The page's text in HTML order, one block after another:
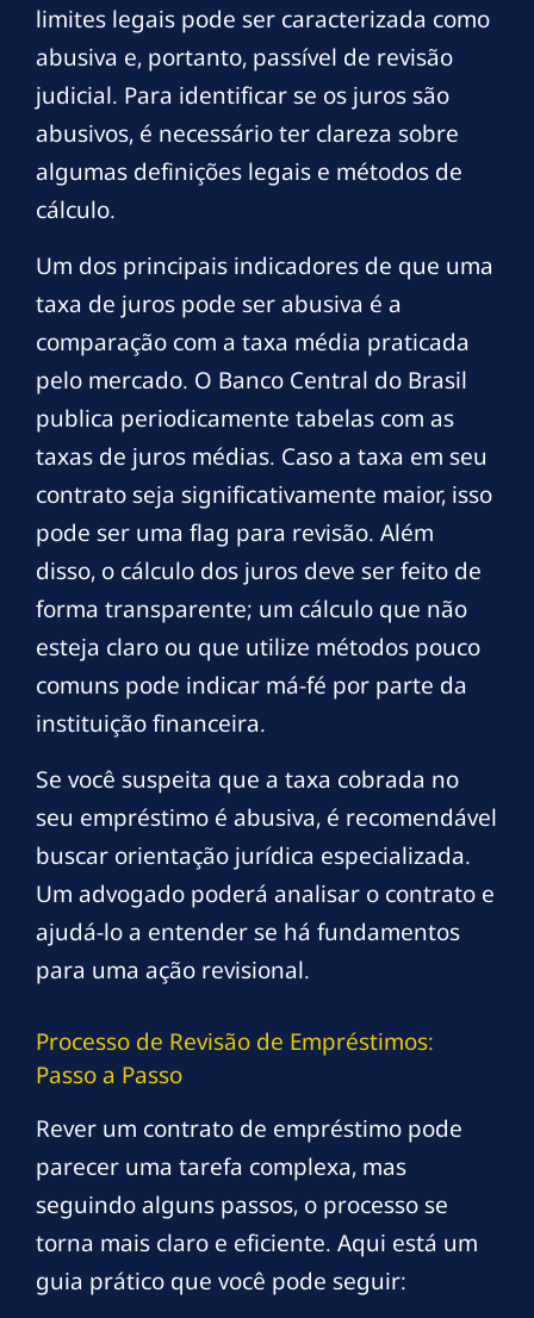
limites legais pode ser caracterizada como
abusiva e, portanto, passível de revisão
judicial. Para identificar se os juros são
abusivos, é necessário ter clareza sobre
algumas definições legais e métodos de
cálculo.
Um dos principais indicadores de que uma
taxa de juros pode ser abusiva é a
comparação com a taxa média praticada
pelo mercado. O Banco Central do Brasil
publica periodicamente tabelas com as
taxas de juros médias. Caso a taxa em seu
contrato seja significativamente maior, isso
pode ser uma flag para revisão. Além
disso, o cálculo dos juros deve ser feito de
forma transparente; um cálculo que não
esteja claro ou que utilize métodos pouco
comuns pode indicar má-fé por parte da
instituição financeira.
Se você suspeita que a taxa cobrada no
seu empréstimo é abusiva, é recomendável
buscar orientação jurídica especializada.
Um advogado poderá analisar o contrato e
ajudá-lo a entender se há fundamentos
para uma ação revisional.
Processo de Revisão de Empréstimos:
Passo a Passo
Rever um contrato de empréstimo pode
parecer uma tarefa complexa, mas
seguindo alguns passos, o processo se
torna mais claro e eficiente. Aqui está um
guia prático que você pode seguir: